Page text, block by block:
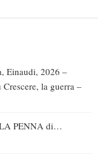
Einaudi, 2026 –
Crescere, la guerra –
PENNA di…